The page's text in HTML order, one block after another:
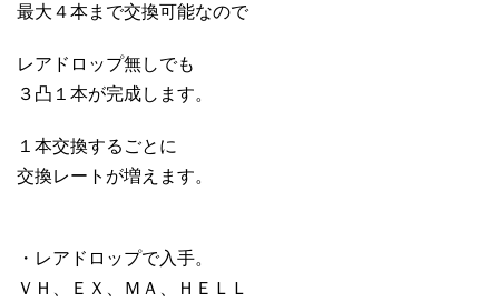
最大４本まで交換可能なので
レアドロップ無しでも
３凸１本が完成します。
１本交換するごとに
交換レートが増えます。
・レアドロップで入手。
ＶＨ、ＥＸ、ＭＡ、ＨＥＬＬ